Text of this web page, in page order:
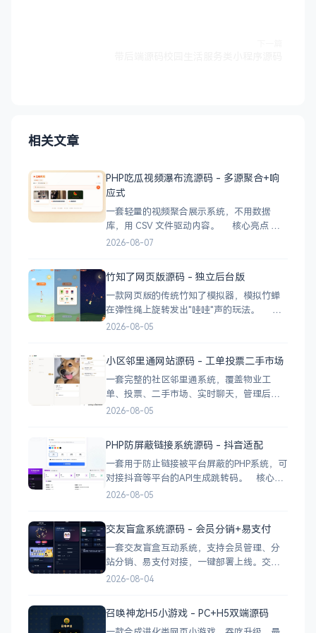
相关文章
PHP吃瓜视频瀑布流源码 - 多源聚合+响
应式
一套轻量的视频聚合展示系统，不用数据
库，用 CSV 文件驱动内容。 核心亮点
CSV 驱动：不用配数据库，编
示：移动端 2 列 → 平板 3 列 → 桌面 4~5
2026-08-07
竹知了网页版源码 - 独立后台版
一款网页版的传统竹知了模拟器，模拟竹蝉
在弹性绳上旋转发出"哇哇"声的玩法。 核
心功能 网页版运行，无需下载 独立后台管
2026-08-05
小区邻里通网站源码 - 工单投票二手市场
一套完整的社区邻里通系统，覆盖物业工
单、投票、二手市场、实时聊天，管理后台
一应俱全。 前台功能 九宫格快捷菜单 +
情 小区投票：发起/参与/查看结果 邻里社区
2026-08-05
PHP防屏蔽链接系统源码 - 抖音适配
一套用于防止链接被平台屏蔽的PHP系统，可
对接抖音等平台的API生成跳转码。 核心功
能 多域名池智能切换，降低被拦截概率 对接
分析报表 技术栈 后端：PHP
2026-08-05
交友盲盒系统源码 - 会员分销+易支付
一套交友盲盒互动系统，支持会员管理、分
站分销、易支付对接，一键部署上线。交友
盲盒系统源码，支持会员系统、多商户分
建。 核心功能 会员系统：自定义价格、会
2026-08-04
召唤神龙H5小游戏 - PC+H5双端源码